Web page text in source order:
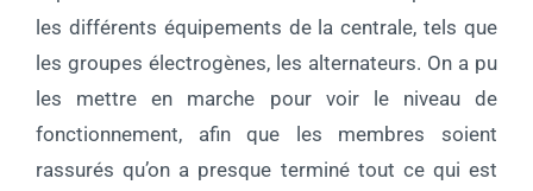
les différents équipements de la centrale, tels que
les groupes électrogènes, les alternateurs. On a pu
les mettre en marche pour voir le niveau de
fonctionnement, afin que les membres soient
rassurés qu’on a presque terminé tout ce qui est